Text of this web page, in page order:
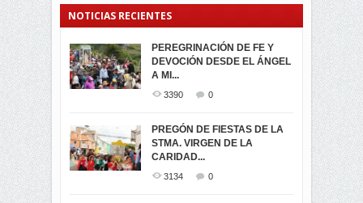
NOTICIAS RECIENTES
PEREGRINACIÓN DE FE Y
DEVOCIÓN DESDE EL ÁNGEL
A MI...
3390 0
PREGÓN DE FIESTAS DE LA
STMA. VIRGEN DE LA
CARIDAD...
3134 0
PROCESIÓN DE LA VIRGEN
DE LA CARIDAD 2024
3060
-ENCENDIDO DEL ARBOL DE
...
SEGUNDA VUELTA
ELECCIONES
PRESIDENCIALES 2023 EN
M...
ELECCION CRUCIAL:
SEGUNDA VUELTA
PRESIDENCIAL EL 1...